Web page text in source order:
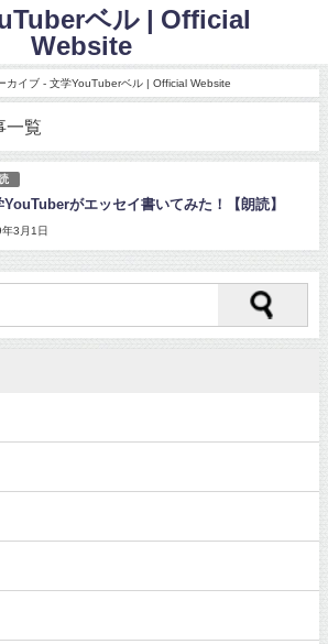
ベル | Official
Website
カイブ - 文学YouTuberベル | Official Website
一覧
YouTuberがエッセイ書いてみた！【朗読】
3月1日